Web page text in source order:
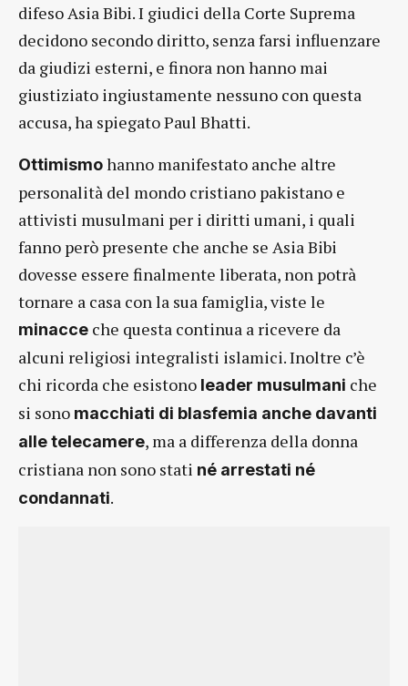
difeso Asia Bibi. I giudici della Corte Suprema
decidono secondo diritto, senza farsi influenzare
da giudizi esterni, e finora non hanno mai
giustiziato ingiustamente nessuno con questa
accusa, ha spiegato Paul Bhatti.
Ottimismohanno manifestato anche altre
personalità del mondo cristiano pakistano e
attivisti musulmani per i diritti umani, i quali
fanno però presente che anche se Asia Bibi
dovesse essere finalmente liberata, non potrà
tornare a casa con la sua famiglia, viste le
minacce che questa continua a ricevere da
alcuni religiosi integralisti islamici. Inoltre c’è
chi ricorda che esistono leader musulmani che
si sono macchiati di blasfemia anche davanti
alle telecamere, ma a differenza della donna
cristiana non sono stati né arrestati né
condannati.